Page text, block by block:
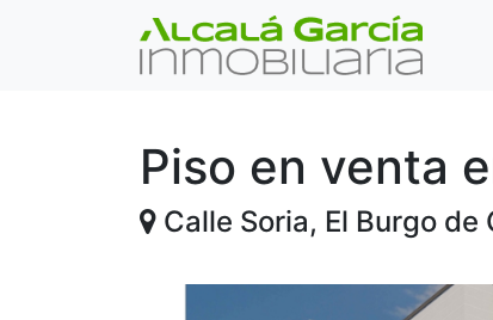
Piso en venta
Calle Soria, El Burgo de